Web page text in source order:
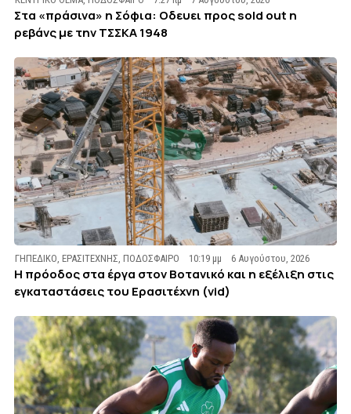
Στα «πράσινα» η Σόφια: Οδευει προς sold out η
ρεβάνς με την ΤΣΣΚΑ 1948
ΓΗΠΕΔΙΚΟ ,ΕΡΑΣΙΤΕΧΝΗΣ ,ΠΟΔΟΣΦΑΙΡΟ 10:19 μμ 6 Αυγούστου, 2026
Η πρόοδος στα έργα στον Βοτανικό και η εξέλιξη στις
εγκαταστάσεις του Ερασιτέχνη (vid)